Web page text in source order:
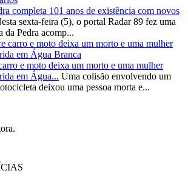
completa 101 anos de existência com novos
sexta-feira (5), o portal Radar 89 fez uma
da Pedra acomp...
e moto deixa um morto e uma mulher
em Água... Uma colisão envolvendo um
deixou uma pessoa morta e...